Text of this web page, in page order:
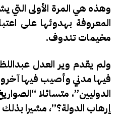
وهذه هي المرة الأولى التي
المعروفة بهدوئها على
مخيمات تندوف.
ولم يقدم وير العدل
فيها مدني وأصيب فيها
الدوليين”، متسائلا
إرهاب الدولة؟”، مشيرا